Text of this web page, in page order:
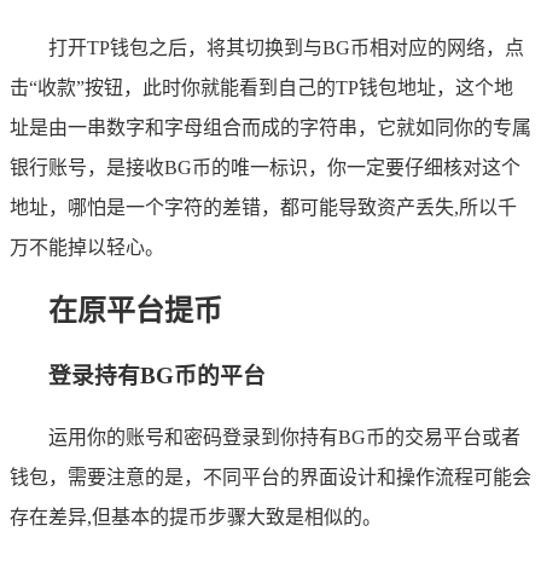
打开TP钱包之后，将其切换到与BG币相对应的网络，点
击“收款”按钮，此时你就能看到自己的TP钱包地址，这个地
址是由一串数字和字母组合而成的字符串，它就如同你的专属
银行账号，是接收BG币的唯一标识，你一定要仔细核对这个
地址，哪怕是一个字符的差错，都可能导致资产丢失,所以千
万不能掉以轻心。
在原平台提币
登录持有BG币的平台
运用你的账号和密码登录到你持有BG币的交易平台或者
钱包，需要注意的是，不同平台的界面设计和操作流程可能会
存在差异,但基本的提币步骤大致是相似的。